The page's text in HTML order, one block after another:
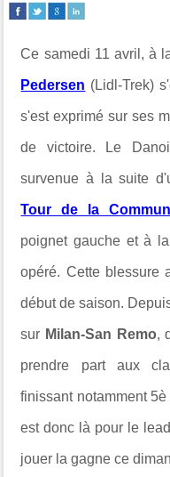
Ce samedi 11 avril, à
Pedersen (Lidl-Trek)
s'est exprimé sur ses
de victoire. Le
survenue à la suite
Tour de la
poignet gauche et à
opéré. Cette blessure
début de saison.
sur Milan-San Remo,
prendre part aux
finissant notamment 5è
est donc là pour le
jouer la gagne ce